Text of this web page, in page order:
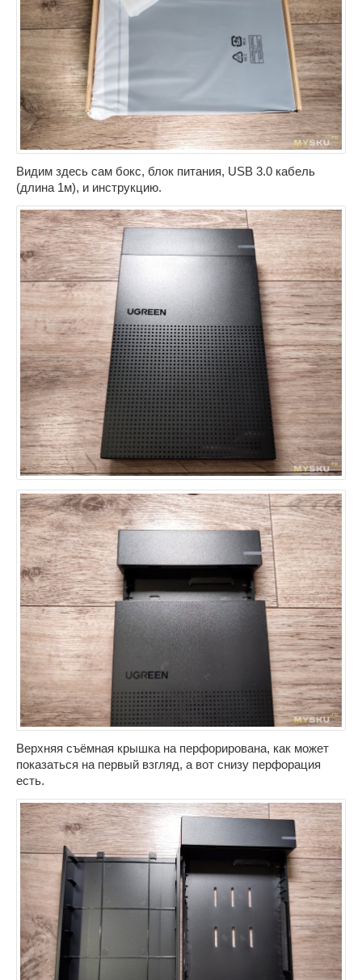
Видим здесь сам бокс, блок питания, USB 3.0 кабель
(длина 1м), и инструкцию.
Верхняя съёмная крышка на перфорирована, как может
показаться на первый взгляд, а вот снизу перфорация
есть.